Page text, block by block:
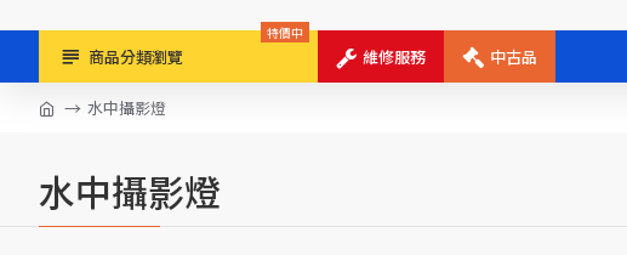
商品分類瀏覽
特價中
維修服務 中古品
水中攝影燈
水中攝影燈